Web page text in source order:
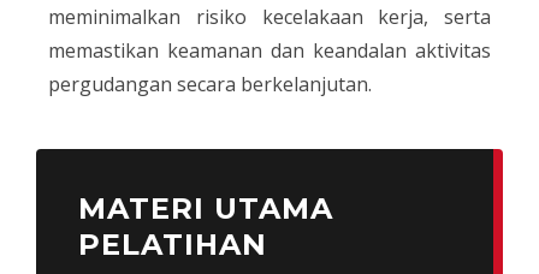
meminimalkan risiko kecelakaan kerja, serta
memastikan keamanan dan keandalan aktivitas
pergudangan secara berkelanjutan.
MATERI UTAMA
PELATIHAN